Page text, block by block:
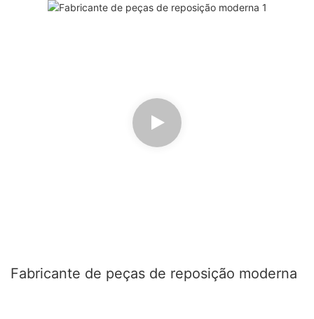
Fabricante de peças de reposição moderna